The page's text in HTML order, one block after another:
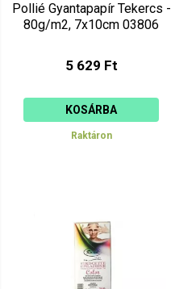
Pollié Gyantapapír Tekercs -
80g/m2, 7x10cm 03806
5 629 Ft
KOSÁRBA
Raktáron